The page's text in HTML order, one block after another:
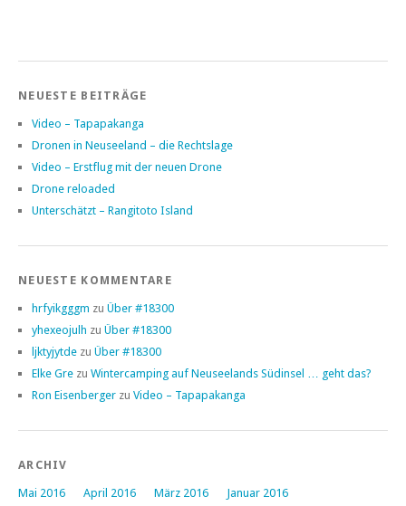
NEUESTE BEITRÄGE
Video – Tapapakanga
Dronen in Neuseeland – die Rechtslage
Video – Erstflug mit der neuen Drone
Drone reloaded
Unterschätzt – Rangitoto Island
NEUESTE KOMMENTARE
hrfyikgggm zu Über #18300
yhexeojulh zu Über #18300
ljktyjytde zu Über #18300
Elke Gre zu Wintercamping auf Neuseelands Südinsel … geht das?
Ron Eisenberger zu Video – Tapapakanga
ARCHIV
Mai 2016 April 2016 März 2016
Januar 2016